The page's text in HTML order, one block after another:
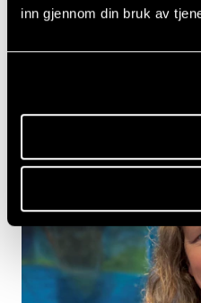
inn gjennom din bruk av
22. juni 2026